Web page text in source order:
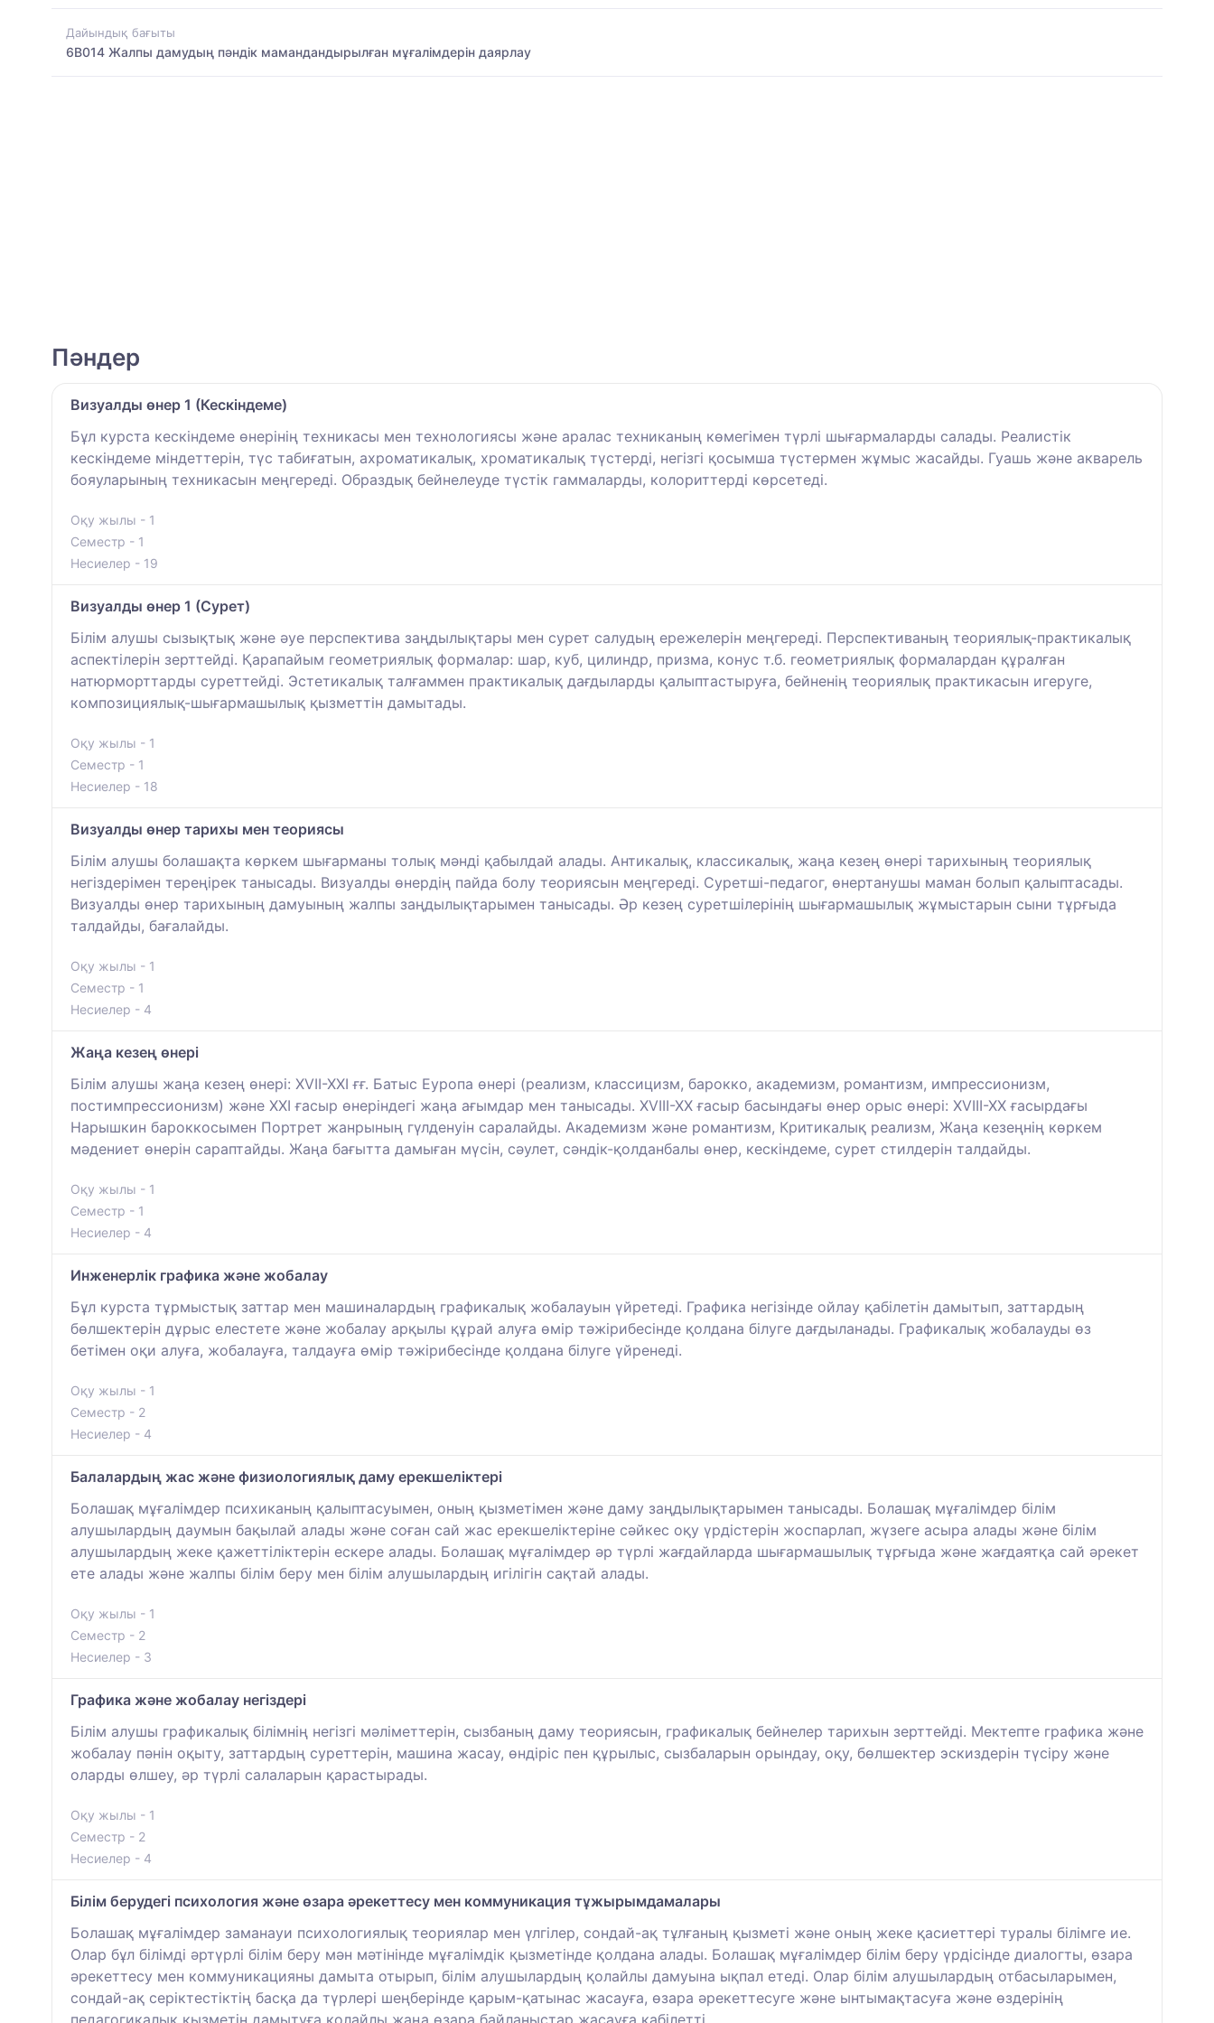
Дайындық бағыты
6B014 Жалпы дамудың пәндік мамандандырылған мұғалімдерін даярлау
Пәндер
Визуалды өнер 1 (Кескіндеме)
Бұл курста кескіндеме өнерінің техникасы мен технологиясы және аралас техниканың көмегімен түрлі шығармаларды салады. Реалистік
кескіндеме міндеттерін, түс табиғатын, ахроматикалық, хроматикалық түстерді, негізгі қосымша түстермен жұмыс жасайды. Гуашь және акварель
бояуларының техникасын меңгереді. Образдық бейнелеуде түстік гаммаларды, колориттерді көрсетеді.
Оқу жылы - 1
Семестр - 1
Несиелер - 19
Визуалды өнер 1 (Сурет)
Білім алушы сызықтық және әуе перспектива заңдылықтары мен сурет салудың ережелерін меңгереді. Перспективаның теориялық-практикалық
аспектілерін зерттейді. Қарапайым геометриялық формалар: шар, куб, цилиндр, призма, конус т.б. геометриялық формалардан құралған
натюрморттарды суреттейді. Эстетикалық талғаммен практикалық дағдыларды қалыптастыруға, бейненің теориялық практикасын игеруге,
композициялық-шығармашылық қызметтін дамытады.
Оқу жылы - 1
Семестр - 1
Несиелер - 18
Визуалды өнер тарихы мен теориясы
Білім алушы болашақта көркем шығарманы толық мәнді қабылдай алады. Антикалық, классикалық, жаңа кезең өнері тарихының теориялық
негіздерімен тереңірек танысады. Визуалды өнердің пайда болу теориясын меңгереді. Суретші-педагог, өнертанушы маман болып қалыптасады.
Визуалды өнер тарихының дамуының жалпы заңдылықтарымен танысады. Әр кезең суретшілерінің шығармашылық жұмыстарын сыни тұрғыда
талдайды, бағалайды.
Оқу жылы - 1
Семестр - 1
Несиелер - 4
Жаңа кезең өнері
Білім алушы жаңа кезең өнері: XVII-XXI ғғ. Батыс Еуропа өнері (реализм, классицизм, барокко, академизм, романтизм, импрессионизм,
постимпрессионизм) және XXI ғасыр өнеріндегі жаңа ағымдар мен танысады. XVIII-XX ғасыр басындағы өнер орыс өнері: XVIII-XX ғасырдағы
Нарышкин бароккосымен Портрет жанрының гүлденуін саралайды. Академизм және романтизм, Критикалық реализм, Жаңа кезеңнің көркем
мәдениет өнерін сараптайды. Жаңа бағытта дамыған мүсін, сәулет, сәндік-қолданбалы өнер, кескіндеме, сурет стилдерін талдайды.
Оқу жылы - 1
Семестр - 1
Несиелер - 4
Инженерлік графика және жобалау
Бұл курста тұрмыстық заттар мен машиналардың графикалық жобалауын үйретеді. Графика негізінде ойлау қабілетін дамытып, заттардың
бөлшектерін дұрыс елестете және жобалау арқылы құрай алуға өмір тәжірибесінде қолдана білуге дағдыланады. Графикалық жобалауды өз
бетімен оқи алуға, жобалауға, талдауға өмір тәжірибесінде қолдана білуге үйренеді.
Оқу жылы - 1
Семестр - 2
Несиелер - 4
Балалардың жас және физиологиялық даму ерекшеліктері
Болашақ мұғалімдер психиканың қалыптасуымен, оның қызметімен және даму заңдылықтарымен танысады. Болашақ мұғалімдер білім
алушылардың даумын бақылай алады және соған сай жас ерекшеліктеріне сәйкес оқу үрдістерін жоспарлап, жүзеге асыра алады және білім
алушылардың жеке қажеттіліктерін ескере алады. Болашақ мұғалімдер әр түрлі жағдайларда шығармашылық тұрғыда және жағдаятқа сай әрекет
ете алады және жалпы білім беру мен білім алушылардың игілігін сақтай алады.
Оқу жылы - 1
Семестр - 2
Несиелер - 3
Графика және жобалау негіздері
Білім алушы графикалық білімнің негізгі мәліметтерін, сызбаның даму теориясын, графикалық бейнелер тарихын зерттейді. Мектепте графика және
жобалау пәнін оқыту, заттардың суреттерін, машина жасау, өндіріс пен құрылыс, сызбаларын орындау, оқу, бөлшектер эскиздерін түсіру және
оларды өлшеу, әр түрлі салаларын қарастырады.
Оқу жылы - 1
Семестр - 2
Несиелер - 4
Білім берудегі психология және өзара әрекеттесу мен коммуникация тұжырымдамалары
Болашақ мұғалімдер заманауи психологиялық теориялар мен үлгілер, сондай-ақ тұлғаның қызметі және оның жеке қасиеттері туралы білімге ие.
Олар бұл білімді әртүрлі білім беру мән мәтінінде мұғалімдік қызметінде қолдана алады. Болашақ мұғалімдер білім беру үрдісінде диалогты, өзара
әрекеттесу мен коммуникацияны дамыта отырып, білім алушылардың қолайлы дамуына ықпал етеді. Олар білім алушылардың отбасыларымен,
сондай-ақ серіктестіктің басқа да түрлері шеңберінде қарым-қатынас жасауға, өзара әрекеттесуге және ынтымақтасуға және өздерінің
педагогикалық қызметін дамытуға қолайлы жаңа өзара байланыстар жасауға қабілетті.